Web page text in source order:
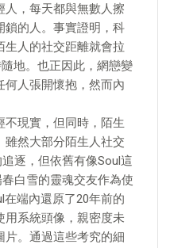
人，每天都與無數人擦
鎖的人。事實證明，科
生人的社交距離就會拉
地。也正因此，網戀變
何人張開懷抱，然而內
不現實，但同時，陌生
雖然大部分陌生人社交
逐，但依舊有像Soul這
白雪的靈魂交友作為使
端內還原了20年前的
用系統頭像，親密度未
片。通過這些考究的細